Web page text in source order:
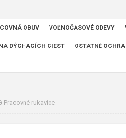
OBUV VOĽNOČASOVÉ ODEVY
DÝCHACÍCH CIEST OSTATNÉ
Pracovné rukavice